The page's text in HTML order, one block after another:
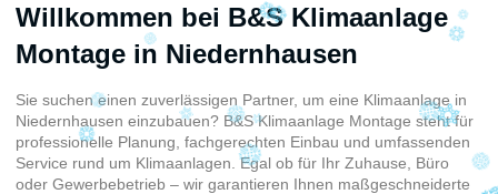
Willkommen bei B&S Klimaanlage
Montage in Niedernhausen
Sie suchen einen zuverlässigen Partner, um eine Klimaanlage in
Niedernhausen einzubauen? B&S Klimaanlage Montage steht für
professionelle Planung, fachgerechten Einbau und umfassenden
Service rund um Klimaanlagen. Egal ob für Ihr Zuhause, Büro
oder Gewerbebetrieb – wir garantieren Ihnen maßgeschneiderte